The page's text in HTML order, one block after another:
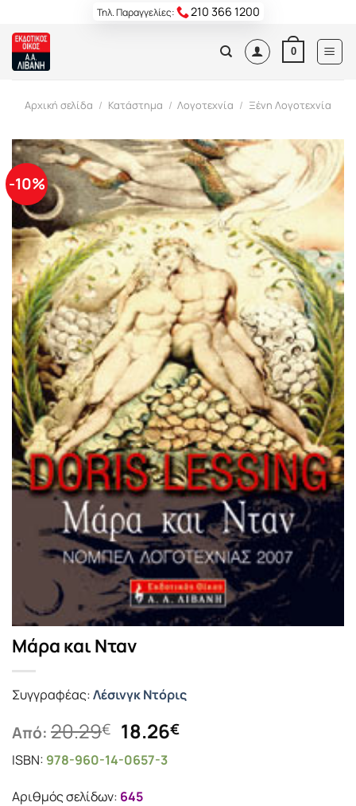
content
Τηλ. Παραγγελίες: 210 366 1200
0
Αρχική σελίδα / Κατάστημα / Λογοτεχνία / Ξένη Λογοτεχνία
-10%
Μάρα και Νταν
Συγγραφέας:Λέσινγκ Ντόρις
Από: 20.29€ Original
price
was:
20.29€.
18.26€Η
ISBN: 978-960-14-0657-3
Αριθμός σελίδων: 645